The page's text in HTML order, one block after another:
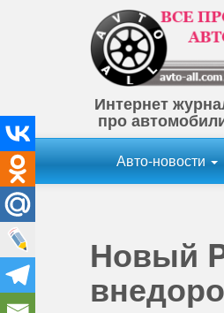
Интернет
про
Авто-новости
Новый